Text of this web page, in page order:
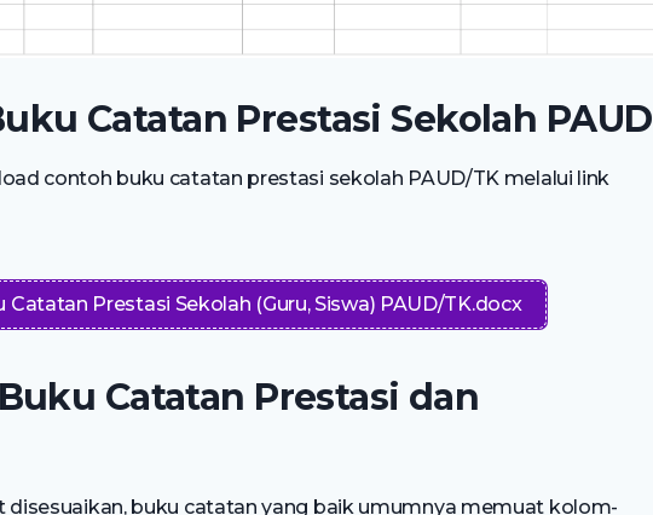
Catatan Prestasi Sekolah PAUD
contoh buku catatan prestasi sekolah PAUD/TK melalui link
Catatan Prestasi Sekolah (Guru, Siswa) PAUD/TK.docx
Catatan Prestasi dan
disesuaikan, buku catatan yang baik umumnya memuat kolom-